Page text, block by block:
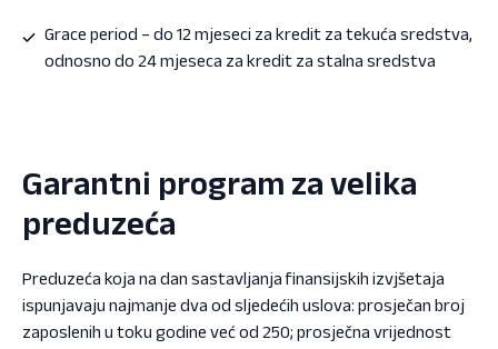
Grace period – do 12 mjeseci za kredit za tekuća sredstva,
odnosno do 24 mjeseca za kredit za stalna sredstva
Garantni program za velika
preduzeća
Preduzeća koja na dan sastavljanja finansijskih izvjšetaja
ispunjavaju najmanje dva od sljedećih uslova: prosječan broj
zaposlenih u toku godine već od 250; prosječna vrijednost